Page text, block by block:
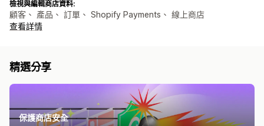
檢視與編輯商店資料:
顧客、 產品、 訂單、 Shopify Payments、 線上商店
查看詳情
精選分享
保護商店安全